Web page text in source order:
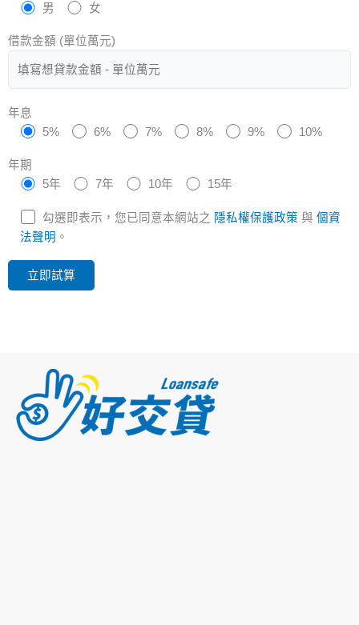
男
女
借款金額 (單位萬元)
年息
5%
6% 7% 8% 9% 10%
年期
5年
7年 10年 15年
勾選即表示，您已同意本網站之 隱私權保護政策 與 個資
法聲明 。